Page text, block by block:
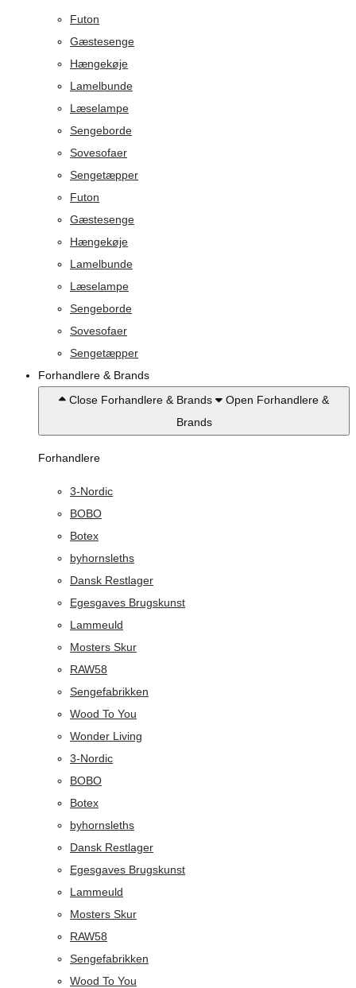
Futon
Gæstesenge
Hængekøje
Lamelbunde
Læselampe
Sengeborde
Sovesofaer
Sengetæpper
Futon
Gæstesenge
Hængekøje
Lamelbunde
Læselampe
Sengeborde
Sovesofaer
Sengetæpper
Forhandlere & Brands
Close Forhandlere & Brands
Open Forhandlere &
Brands
Forhandlere
3-Nordic
BOBO
Botex
byhornsleths
Dansk Restlager
Egesgaves Brugskunst
Lammeuld
Mosters Skur
RAW58
Sengefabrikken
Wood To You
Wonder Living
3-Nordic
BOBO
Botex
byhornsleths
Dansk Restlager
Egesgaves Brugskunst
Lammeuld
Mosters Skur
RAW58
Sengefabrikken
Wood To You